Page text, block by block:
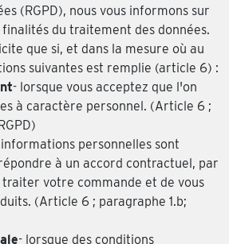
(RGPD), nous vous informons sur
du traitement des données.
que si, et dans la mesure où au
suivantes est remplie (article 6) :
- lorsque vous acceptez que l'on
à caractère personnel. (Article 6 ;
personnelles sont
à un accord contractuel, par
votre commande et de vous
(Article 6 ; paragraphe 1.b;
- lorsque des conditions